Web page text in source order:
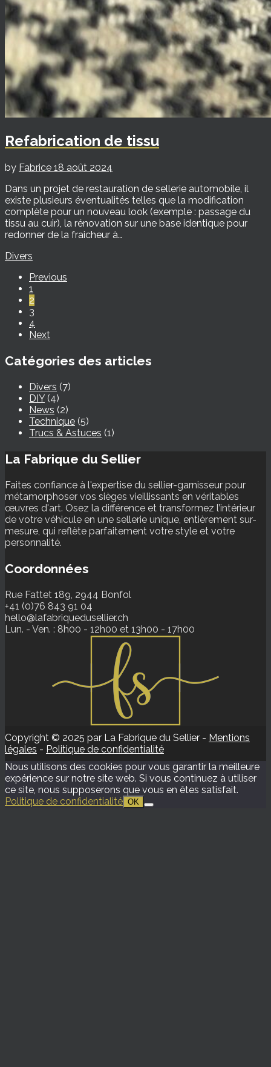
Refabrication de tissu
by Fabrice 18 août 2024
Dans un projet de restauration de sellerie automobile, il
existe plusieurs éventualités telles que la modification
complète pour un nouveau look (exemple : passage du
tissu au cuir), la rénovation sur une base identique pour
redonner de la fraicheur à…
Divers
Previous
1
2
3
4
Next
Catégories des articles
Divers (7)
DIY (4)
News (2)
Technique (5)
Trucs & Astuces (1)
La Fabrique du Sellier
Faites confiance à l'expertise du sellier-garnisseur pour
métamorphoser vos sièges vieillissants en véritables
œuvres d'art. Osez la différence et transformez l’intérieur
de votre véhicule en une sellerie unique, entièrement sur-
mesure, qui reflète parfaitement votre style et votre
personnalité.
Coordonnées
Rue Fattet 189, 2944 Bonfol
+41 (0)76 843 91 04
hello@lafabriquedusellier.ch
Lun. - Ven. : 8h00 - 12h00 et 13h00 - 17h00
Copyright © 2025 par La Fabrique du Sellier - Mentions
légales - Politique de confidentialité
Nous utilisons des cookies pour vous garantir la meilleure
expérience sur notre site web. Si vous continuez à utiliser
ce site, nous supposerons que vous en êtes satisfait.
Politique de confidentialité OK